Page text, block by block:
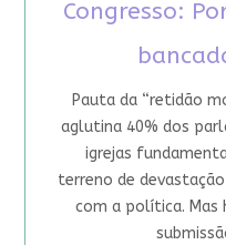
Congresso:
Pauta da “retidão
aglutina 40% dos
igrejas
terreno de
com a política. Mas